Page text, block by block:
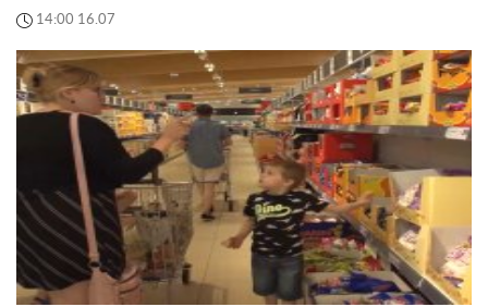
14:00 16.07